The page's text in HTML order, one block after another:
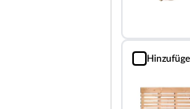
Bodenrost